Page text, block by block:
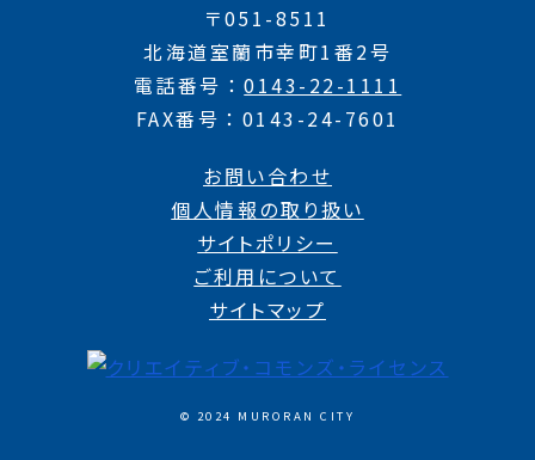
〒051-8511
北海道室蘭市幸町1番2号
電話番号
0143-22-1111
FAX番号
0143-24-7601
お問い合わせ
個人情報の取り扱い
サイトポリシー
ご利用について
サイトマップ
© 2024 MURORAN CITY